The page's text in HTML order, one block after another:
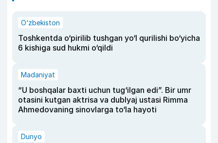
O‘zbekiston
Toshkentda o‘pirilib tushgan yo‘l qurilishi bo‘yicha
6 kishiga sud hukmi o‘qildi
Madaniyat
“U boshqalar baxti uchun tug‘ilgan edi”. Bir umr
otasini kutgan aktrisa va dublyaj ustasi Rimma
Ahmedovaning sinovlarga to‘la hayoti
Dunyo